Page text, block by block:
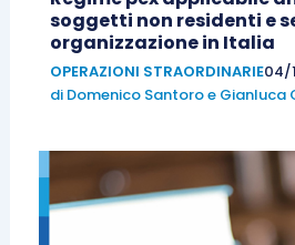
soggetti non residenti e
organizzazione in Italia
OPERAZIONI STRAORDINARIE04/
di Domenico Santoroe Gianluca